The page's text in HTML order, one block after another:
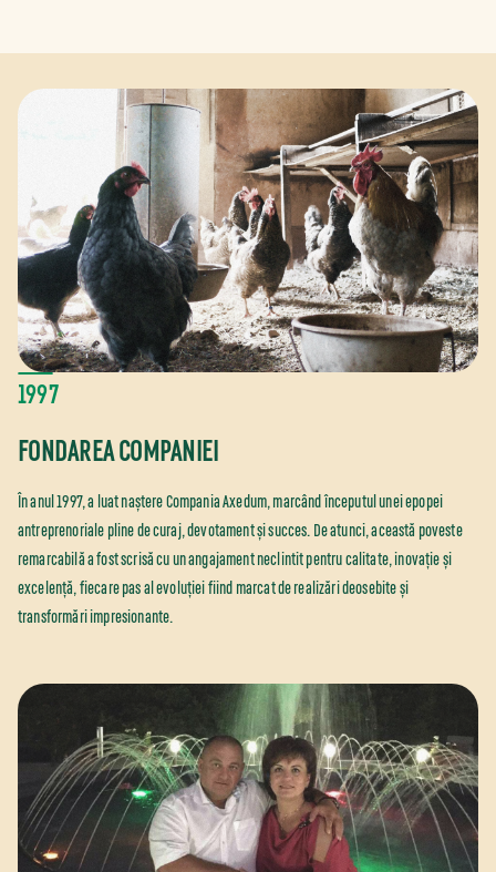
1997
FONDAREA COMPANIEI
În anul 1997, a luat naștere Compania Axedum, marcând începutul unei epopei
antreprenoriale pline de curaj, devotament și succes. De atunci, această poveste
remarcabilă a fost scrisă cu un angajament neclintit pentru calitate, inovație și
excelență, fiecare pas al evoluției fiind marcat de realizări deosebite și
transformări impresionante.